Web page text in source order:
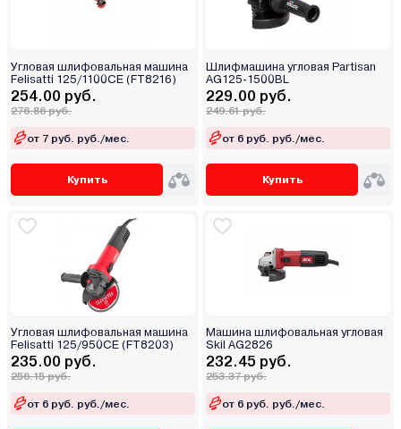
Угловая шлифовальная машина
Felisatti 125/1100CE (FT8216)
254.00 руб.
276.86 руб.
от 7 руб. руб./мес.
Купить
Шлифмашина угловая Partisan
AG125-1500BL
229.00 руб.
249.61 руб.
от 6 руб. руб./мес.
Купить
Угловая шлифовальная машина
Felisatti 125/950CE (FT8203)
235.00 руб.
256.15 руб.
от 6 руб. руб./мес.
Машина шлифовальная угловая
Skil AG2826
232.45 руб.
253.37 руб.
от 6 руб. руб./мес.